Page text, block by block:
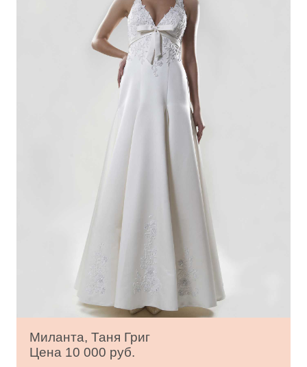
Миланта, Таня Григ
Цена 10 000 руб.